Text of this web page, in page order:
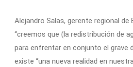
Alejandro Salas, gerente regional de
“creemos que (la redistribución de
para enfrentar en conjunto el grave
existe “una nueva realidad en